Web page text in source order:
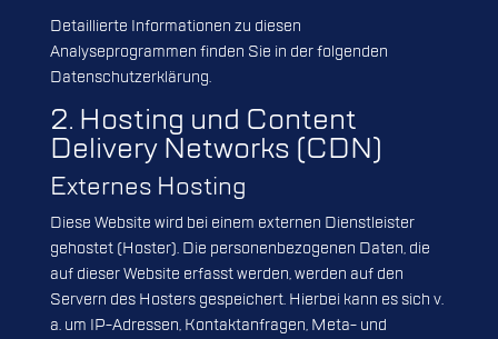
Detaillierte Informationen zu diesen
Analyseprogrammen finden Sie in der folgenden
Datenschutzerklärung.
2. Hosting und Content
Delivery Networks (CDN)
Externes Hosting
Diese Website wird bei einem externen Dienstleister
gehostet (Hoster). Die personenbezogenen Daten, die
auf dieser Website erfasst werden, werden auf den
Servern des Hosters gespeichert. Hierbei kann es sich v.
a. um IP-Adressen, Kontaktanfragen, Meta- und